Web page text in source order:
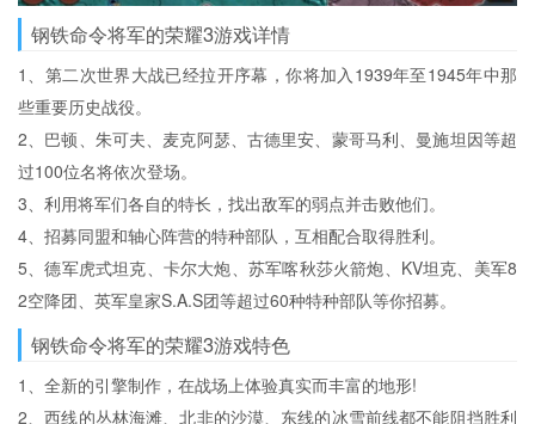
钢铁命令将军的荣耀3游戏详情
1、第二次世界大战已经拉开序幕，你将加入1939年至1945年中那
些重要历史战役。
2、巴顿、朱可夫、麦克阿瑟、古德里安、蒙哥马利、曼施坦因等超
过100位名将依次登场。
3、利用将军们各自的特长，找出敌军的弱点并击败他们。
4、招募同盟和轴心阵营的特种部队，互相配合取得胜利。
5、德军虎式坦克、卡尔大炮、苏军喀秋莎火箭炮、KV坦克、美军8
2空降团、英军皇家S.A.S团等超过60种特种部队等你招募。
钢铁命令将军的荣耀3游戏特色
1、全新的引擎制作，在战场上体验真实而丰富的地形!
2、西线的丛林海滩、北非的沙漠、东线的冰雪前线都不能阻挡胜利